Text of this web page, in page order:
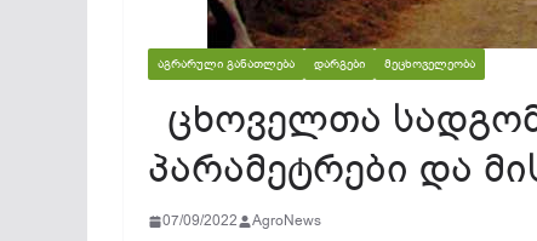
ᲐᲒᲠᲐᲠᲣᲚᲘ ᲒᲐᲜᲐᲗᲚᲔᲑᲐ ᲓᲐᲠᲒᲔᲑᲘ ᲛᲔᲪᲮᲝᲕᲔᲚᲔᲝᲑᲐ
ცხოველთა
პარამეტრები და
07/09/2022 AgroNews